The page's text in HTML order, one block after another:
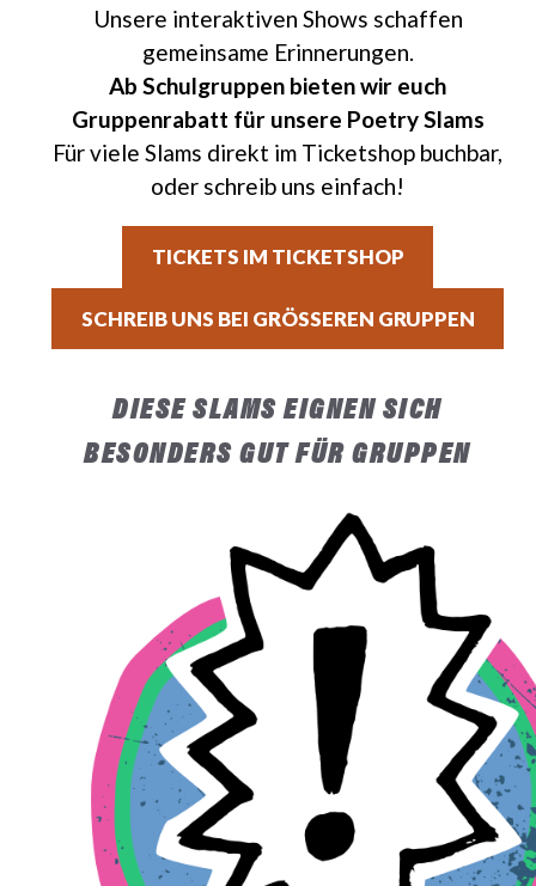
Unsere interaktiven Shows schaffen
gemeinsame Erinnerungen.
Ab Schulgruppen bieten wir euch
Gruppenrabatt für unsere Poetry Slams
Für viele Slams direkt im Ticketshop buchbar,
oder schreib uns einfach!
TICKETS IM TICKETSHOP
SCHREIB UNS BEI GRÖSSEREN GRUPPEN
DIESE SLAMS EIGNEN SICH
BESONDERS GUT FÜR GRUPPEN